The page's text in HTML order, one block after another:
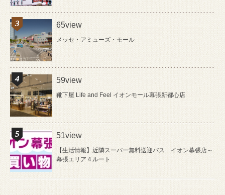
65view
メッセ・アミューズ・モール
59view
靴下屋 Life and Feel イオンモール幕張新都心店
51view
【生活情報】近隣スーパー無料送迎バス イオン幕張店～
幕張エリア４ルート